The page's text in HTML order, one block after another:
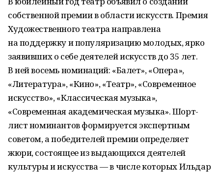
собственной премии в области искусств. Премия
Художественного театра направлена
на поддержку и популяризацию молодых, ярко
заявивших о себе деятелей искусств до 35 лет.
В ней восемь номинаций: «Балет», «Опера»,
«Литература», «Кино», «Театр», «Современное
искусство», «Классическая музыка»,
«Современная академическая музыка». Шорт-
лист номинантов формируется экспертным
советом, а победителей премии определяет
жюри, состоящее из выдающихся деятелей
культуры и искусства — в числе которых Ильдар